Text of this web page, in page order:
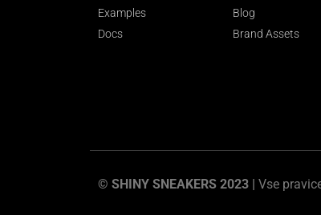
Examples
Docs
Blog
Brand Assets
© SHINY SNEAKERS 2023 | Vse